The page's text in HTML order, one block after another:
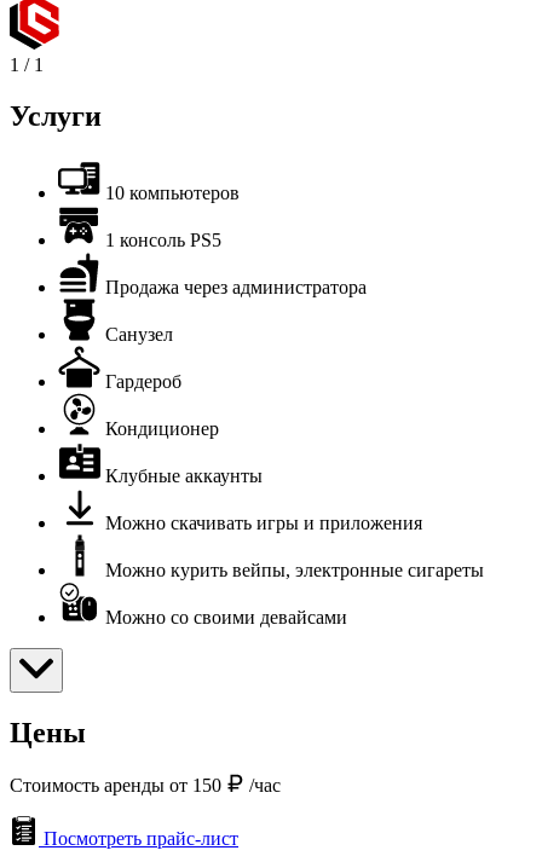
1 / 1
Услуги
10 компьютеров
1 консоль PS5
Продажа через администратора
Санузел
Гардероб
Кондиционер
Клубные аккаунты
Можно скачивать игры и приложения
Можно курить вейпы, электронные сигареты
Можно со своими девайсами
Цены
Стоимость аренды от 150 /час
Посмотреть прайс-лист